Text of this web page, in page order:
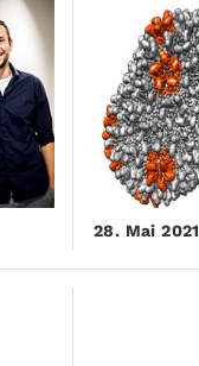
28. Mai 2021